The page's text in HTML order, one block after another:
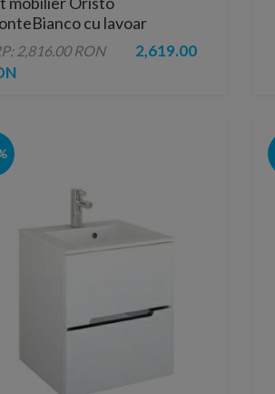
cu lavoar
Amelia 60x46 cm
2,816.00 RON
2,619.00